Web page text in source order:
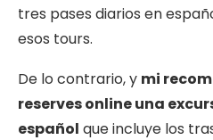
tres pases diarios en
esos tours.
De lo contrario, y mi
reserves online una
español que incluye los